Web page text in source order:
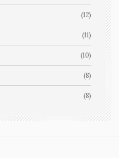
(12)
(11)
(10)
(8)
(8)